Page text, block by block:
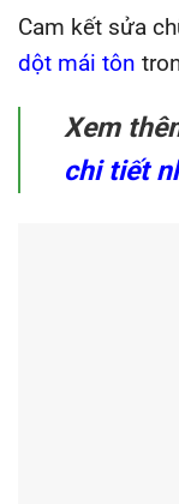
Cam kết sửa
dột mái tôn
Xem
chi tiết